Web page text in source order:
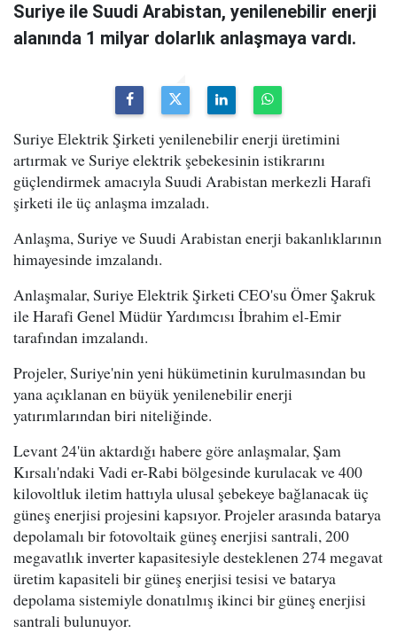
Suriye ile Suudi Arabistan, yenilenebilir enerji
alanında 1 milyar dolarlık anlaşmaya vardı.
Suriye Elektrik Şirketi yenilenebilir enerji üretimini
artırmak ve Suriye elektrik şebekesinin istikrarını
güçlendirmek amacıyla Suudi Arabistan merkezli Harafi
şirketi ile üç anlaşma imzaladı.
Anlaşma, Suriye ve Suudi Arabistan enerji bakanlıklarının
himayesinde imzalandı.
Anlaşmalar, Suriye Elektrik Şirketi CEO'su Ömer Şakruk
ile Harafi Genel Müdür Yardımcısı İbrahim el-Emir
tarafından imzalandı.
Projeler, Suriye'nin yeni hükümetinin kurulmasından bu
yana açıklanan en büyük yenilenebilir enerji
yatırımlarından biri niteliğinde.
Levant 24'ün aktardığı habere göre anlaşmalar, Şam
Kırsalı'ndaki Vadi er-Rabi bölgesinde kurulacak ve 400
kilovoltluk iletim hattıyla ulusal şebekeye bağlanacak üç
güneş enerjisi projesini kapsıyor. Projeler arasında batarya
depolamalı bir fotovoltaik güneş enerjisi santrali, 200
megavatlık inverter kapasitesiyle desteklenen 274 megavat
üretim kapasiteli bir güneş enerjisi tesisi ve batarya
depolama sistemiyle donatılmış ikinci bir güneş enerjisi
santrali bulunuyor.